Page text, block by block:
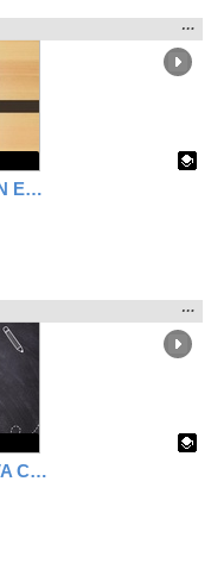
SESIÓN 3 -2ª EVALUACIÓN ELEMENTOS DEL ESPACIO
la
…
ARQUITECTURA CREATIVA CON PERSPECTIVA ISOMÉTRICA. DIBUJO TÉCNICO i
la
…